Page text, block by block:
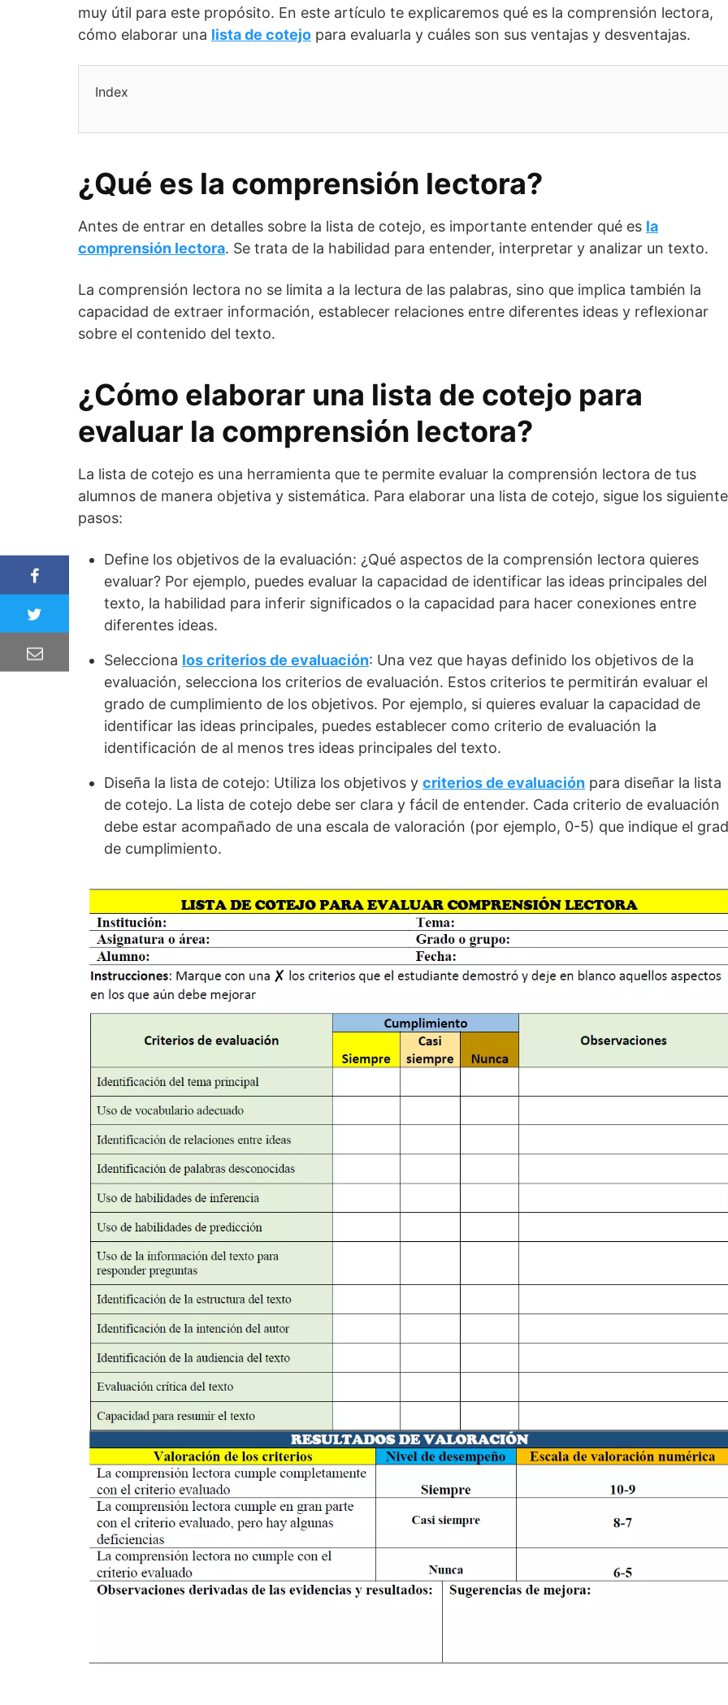
muy útil para este propósito. En este artículo te explicaremos qué es la comprensión lectora,
cómo elaborar una lista de cotejo para evaluarla y cuáles son sus ventajas y desventajas.
Index
¿Qué es la comprensión lectora?
Antes de entrar en detalles sobre la lista de cotejo, es importante entender qué es la
comprensión lectora. Se trata de la habilidad para entender, interpretar y analizar un texto.
La comprensión lectora no se limita a la lectura de las palabras, sino que implica también la
capacidad de extraer información, establecer relaciones entre diferentes ideas y reflexionar
sobre el contenido del texto.
¿Cómo elaborar una lista de cotejo para
evaluar la comprensión lectora?
La lista de cotejo es una herramienta que te permite evaluar la comprensión lectora de tus
alumnos de manera objetiva y sistemática. Para elaborar una lista de cotejo, sigue los
pasos:
Define los objetivos de la evaluación: ¿Qué aspectos de la comprensión lectora quieres
evaluar? Por ejemplo, puedes evaluar la capacidad de identificar las ideas principales del
texto, la habilidad para inferir significados o la capacidad para hacer conexiones entre
diferentes ideas.
Selecciona los criterios de evaluación: Una vez que hayas definido los objetivos de la
evaluación, selecciona los criterios de evaluación. Estos criterios te permitirán evaluar el
grado de cumplimiento de los objetivos. Por ejemplo, si quieres evaluar la capacidad de
identificar las ideas principales, puedes establecer como criterio de evaluación la
identificación de al menos tres ideas principales del texto.
Diseña la lista de cotejo: Utiliza los objetivos y criterios de evaluación para diseñar la lista
de cotejo. La lista de cotejo debe ser clara y fácil de entender. Cada criterio de evaluación
debe estar acompañado de una escala de valoración (por ejemplo, 0-5) que indique el
de cumplimiento.